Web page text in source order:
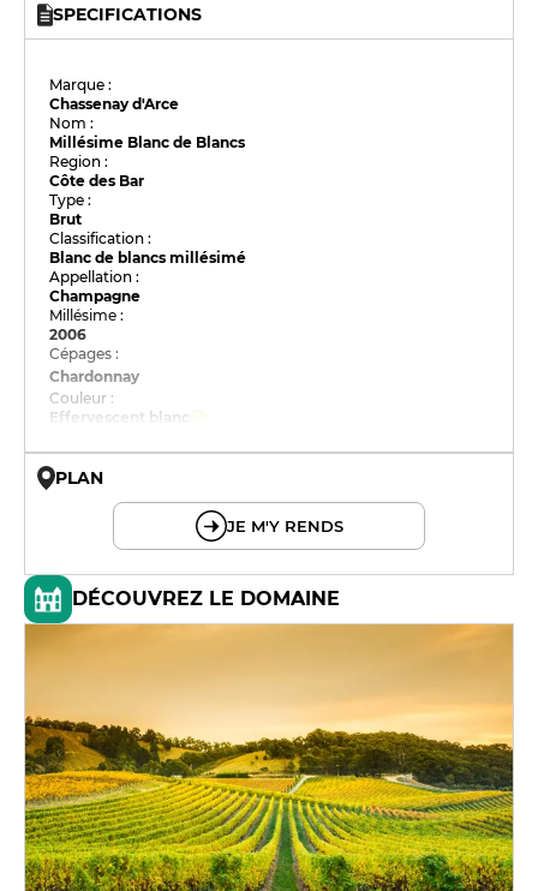
SPECIFICATIONS
Marque :
Chassenay d'Arce
Nom :
Millésime Blanc de Blancs
Region :
Côte des Bar
Type :
Brut
Classification :
Blanc de blancs millésimé
Appellation :
Champagne
Millésime :
2006
Cépages :
Chardonnay
Couleur :
Effervescent blanc
PLAN
JE M'Y RENDS
DÉCOUVREZ LE DOMAINE